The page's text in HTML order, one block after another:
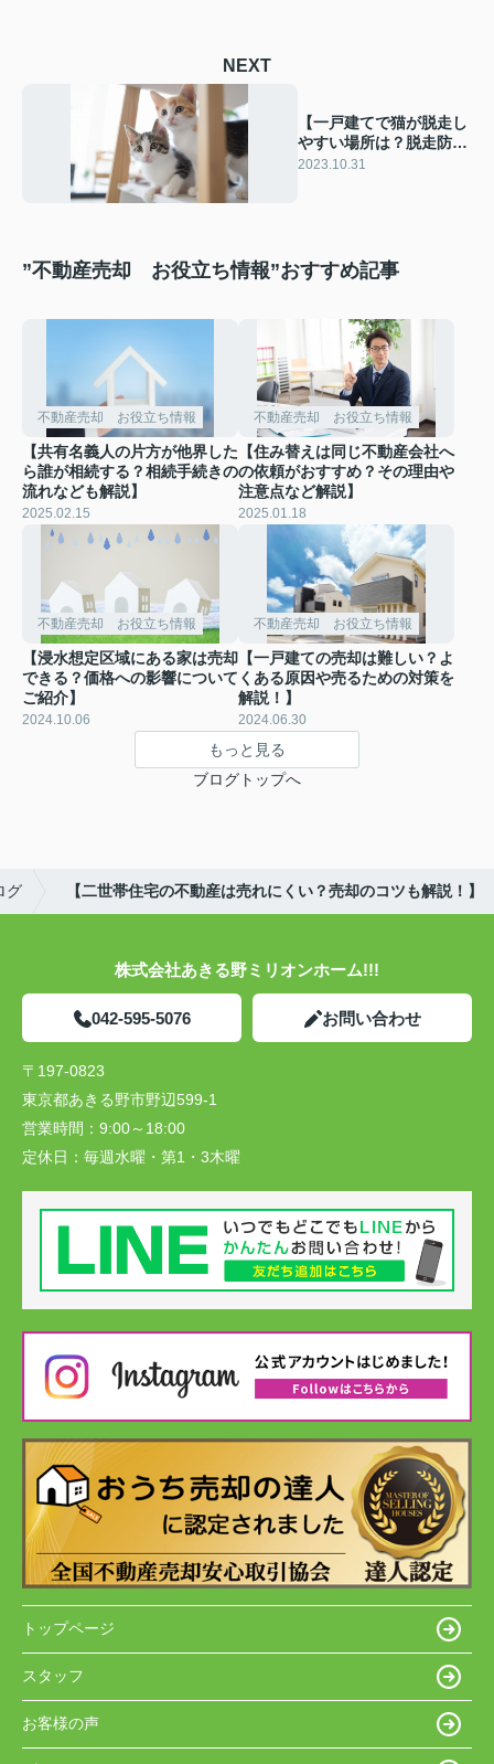
NEXT
【一戸建てで猫が脱走し
やすい場所は？脱走防止
対策も解説！】
2023.10.31
”不動産売却 お役立ち情報”おすすめ記事
不動産売却 お役立ち情報
【共有名義人の片方が他界した
ら誰が相続する？相続手続きの
流れなども解説】
2025.02.15
不動産売却 お役立ち情報
【住み替えは同じ不動産会社へ
の依頼がおすすめ？その理由や
注意点など解説】
2025.01.18
不動産売却 お役立ち情報
【浸水想定区域にある家は売却
できる？価格への影響について
ご紹介】
2024.10.06
不動産売却 お役立ち情報
【一戸建ての売却は難しい？よ
くある原因や売るための対策を
解説！】
2024.06.30
もっと見る
ブログトップへ
グ 【二世帯住宅の不動産は売れにくい？売却のコツも解説！】
株式会社あきる野ミリオンホーム!!!
042-595-5076 お問い合わせ
〒197-0823
東京都あきる野市野辺599-1
営業時間： 9:00～18:00
定休日： 毎週水曜・第1・3木曜
トップページ
スタッフ
お客様の声